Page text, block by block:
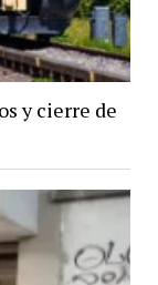
y cierre de